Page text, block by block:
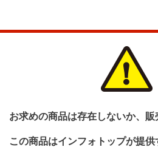
お求めの商品は存在しないか、販
この商品はインフォトップが提